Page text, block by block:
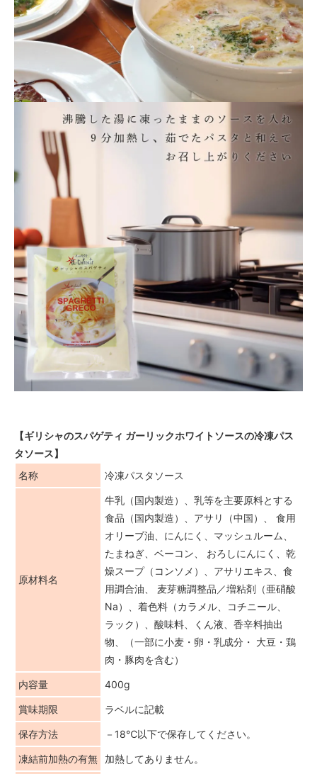
【ギリシャのスパゲティ ガーリックホワイトソースの冷凍パス
タソース】
名称
冷凍パスタソース
原材料名
牛乳（国内製造）、乳等を主要原料とする
食品（国内製造）、アサリ（中国）、 食用
オリーブ油、にんにく、マッシュルーム、
たまねぎ、ベーコン、 おろしにんにく、乾
燥スープ（コンソメ）、アサリエキス、食
用調合油、 麦芽糖調整品／増粘剤（亜硝酸
Na）、着色料（カラメル、コチニール、
ラック）、酸味料、くん液、香辛料抽出
物、（一部に小麦・卵・乳成分・ 大豆・鶏
肉・豚肉を含む）
内容量 400g
賞味期限 ラベルに記載
保存方法 －18℃以下で保存してください。
凍結前加熱の有無 加熱してありません。